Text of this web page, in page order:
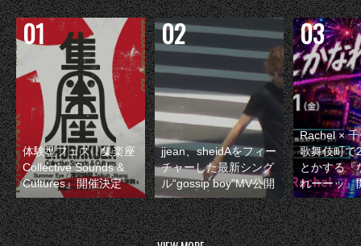
体験型フェス『集楽座
Collective Sounds &
Cultures』開催決定
jjean、sheidAをフィー
チャーした最新シング
ル“gossip boy”MV公開
Rachel ×
歌舞伎町で
とかする『
れーーッ』